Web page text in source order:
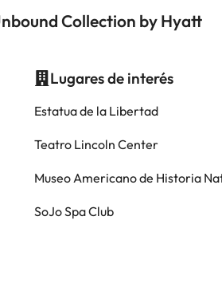
Collection by Hyatt
Lugares de interés
Estatua de la Libertad
Teatro Lincoln Center
Museo Americano de Historia
SoJo Spa Club